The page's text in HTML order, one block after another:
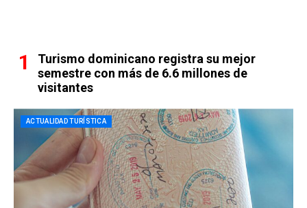
Turismo dominicano registra su mejor
semestre con más de 6.6 millones de
visitantes
ACTUALIDAD TURÍSTICA